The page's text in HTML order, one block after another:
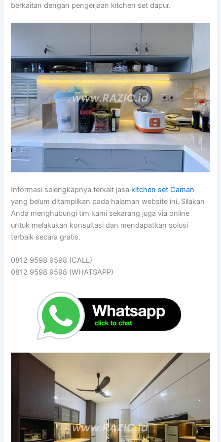
berkaitan dengan pengerjaan kitchen set dapur.
Informasi selengkapnya terkait jasa kitchen set Caman
yang belum ditampilkan pada halaman website ini, Silakan
Anda menghubungi tim kami sekarang juga via online
untuk melakukan konsultasi dan mendapatkan solusi
terbaik secara gratis.
0812 9598 9598 (CALL)
0812 9598 9598 (WHATSAPP)